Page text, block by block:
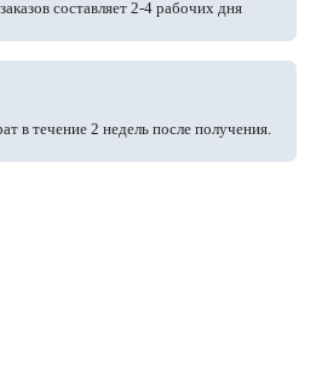
составляет 2-4 рабочих дня
в течение 2 недель после получения.